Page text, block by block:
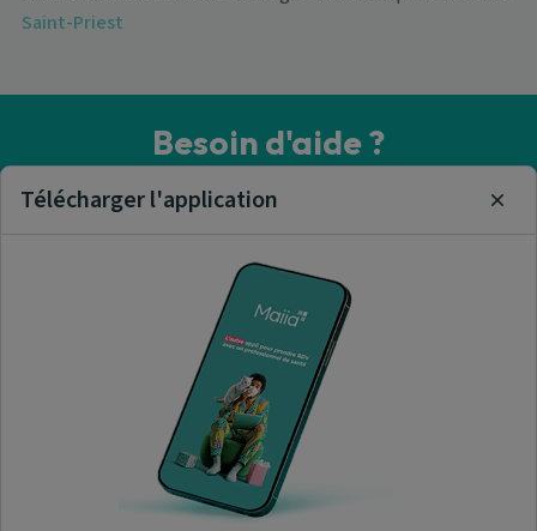
Saint-Priest
Besoin d'aide ?
Visitez notre centre de support ou contactez-nous !
Trouver un cabinet médical
A propos de nous
Télécharger l'application